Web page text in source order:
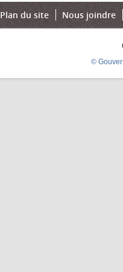
Plan du site Nous joindre
©